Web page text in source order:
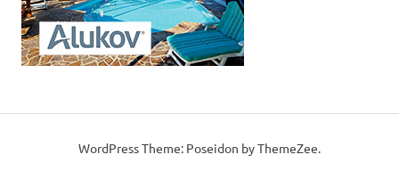
WordPress Theme: Poseidon by ThemeZee.